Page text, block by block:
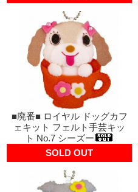
■廃番■ ロイヤル ドッグカフ
ェキット フェルト手芸キッ
ト No.7 シーズー
SOLD OUT